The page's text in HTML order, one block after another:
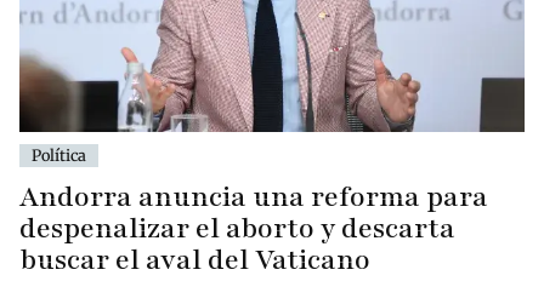
Política
Andorra anuncia una reforma para
despenalizar el aborto y descarta
buscar el aval del Vaticano